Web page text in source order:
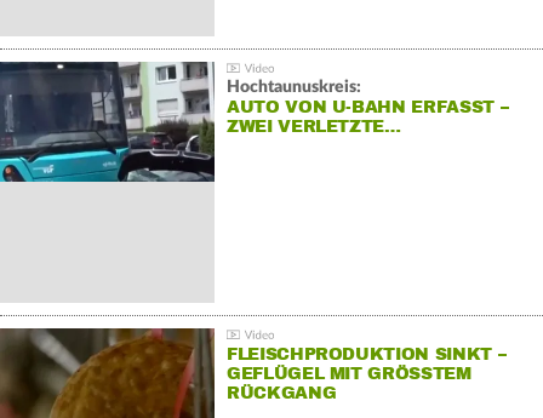
Hochtaunuskreis:
AUTO VON U-BAHN ERFASST –
ZWEI VERLETZTE…
FLEISCHPRODUKTION SINKT –
GEFLÜGEL MIT GRÖSSTEM R
ÜCKGANG